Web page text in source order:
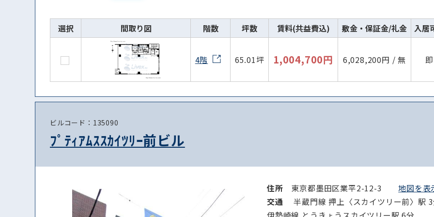
選択 間取り図 階数 坪数 賃料(共益費込) 敷金・保証金/礼金 入居
4階 65.01坪 1,004,700円 6,028,200円 / 無
ビルコード：135090
ﾌﾟﾃｨｱﾑｽｽｶｲﾂﾘｰ前ビル
住所 東京都墨田区業平2-12-3地図を
交通
半蔵門線 押上〈スカイツリー前〉駅